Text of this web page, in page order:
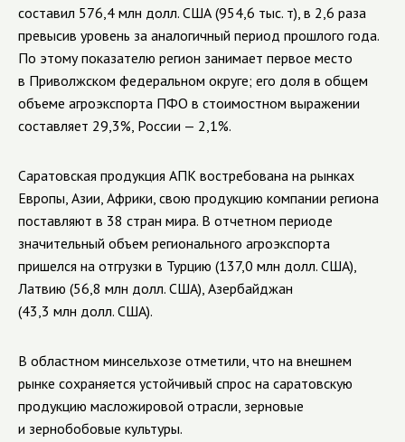
составил 576,4 млн долл. США (954,6 тыс. т), в 2,6 раза
превысив уровень за аналогичный период прошлого года.
По этому показателю регион занимает первое место
в Приволжском федеральном округе; его доля в общем
объеме агроэкспорта ПФО в стоимостном выражении
составляет 29,3%, России — 2,1%.
Саратовская продукция АПК востребована на рынках
Европы, Азии, Африки, свою продукцию компании региона
поставляют в 38 стран мира. В отчетном периоде
значительный объем регионального агроэкспорта
пришелся на отгрузки в Турцию (137,0 млн долл. США),
Латвию (56,8 млн долл. США), Азербайджан
(43,3 млн долл. США).
В областном минсельхозе отметили, что на внешнем
рынке сохраняется устойчивый спрос на саратовскую
продукцию масложировой отрасли, зерновые
и зернобобовые культуры.